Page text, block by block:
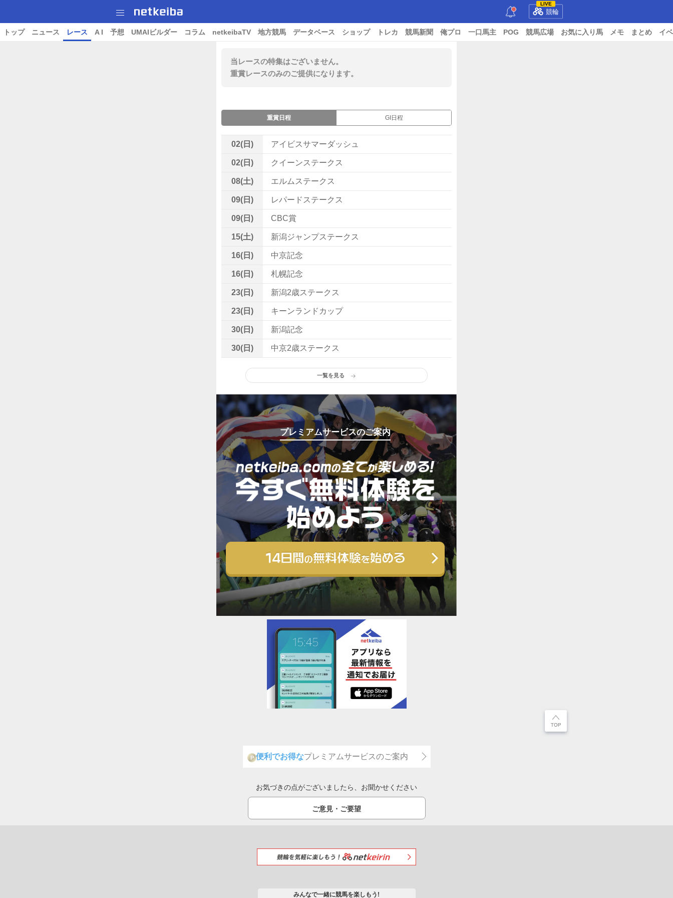
LIVE
競輪
トップ ニュース レース A I 予想 UMAIビルダー コラム netkeibaTV 地方競馬 データベース ショップ トレカ 競馬新聞 俺プロ 一口馬主 POG 競馬広場 お気に入り馬 メモ まとめ イ
当レースの特集はございません。
重賞レースのみのご提供になります。
重賞日程 GI日程
02(日) アイビスサマーダッシュ
02(日) クイーンステークス
08(土) エルムステークス
09(日) レパードステークス
09(日) CBC賞
15(土) 新潟ジャンプステークス
16(日) 中京記念
16(日) 札幌記念
23(日) 新潟2歳ステークス
23(日) キーンランドカップ
30(日) 新潟記念
30(日) 中京2歳ステークス
一覧を見る
プレミアムサービスのご案内
P 便利でお得なプレミアムサービスのご案内
お気づきの点がございましたら、お聞かせください
ご意見・ご要望
みんなで一緒に競馬を楽しもう!